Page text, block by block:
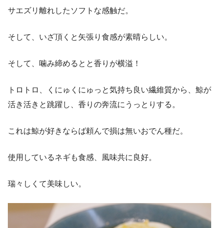
サエズリ離れしたソフトな感触だ。
そして、いざ頂くと矢張り食感が素晴らしい。
そして、噛み締めるとと香りが横溢！
トロトロ、くにゅくにゅっと気持ち良い繊維質から、鯨が
活き活きと跳躍し、香りの奔流にうっとりする。
これは鯨が好きならば頼んで損は無いおでん種だ。
使用しているネギも食感、風味共に良好。
瑞々しくて美味しい。